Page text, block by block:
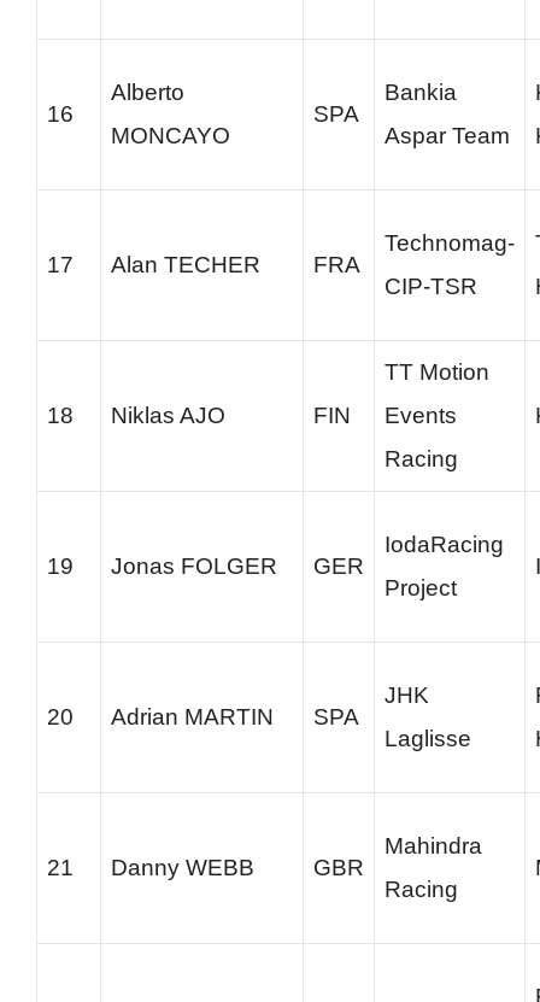
16
Alberto
MONCAYO
SPA
Bankia
Aspar Team
17 Alan TECHER FRA
Technomag-
CIP-TSR
18 Niklas AJO FIN
TT Motion
Events
Racing
19 Jonas FOLGER GER
IodaRacing
Project
20 Adrian MARTIN SPA
JHK
Laglisse
21 Danny WEBB GBR
Mahindra
Racing